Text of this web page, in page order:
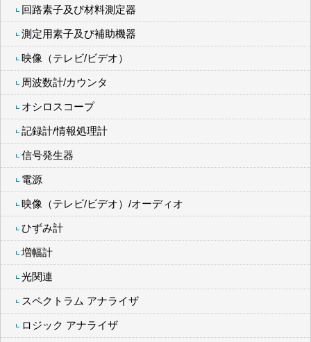
回路素子及び材料測定器
測定用素子及び補助機器
映像（テレビ/ビデオ）
周波数計/カウンタ
オシロスコープ
記録計/情報処理計
信号発生器
電源
映像（テレビ/ビデオ）/オーディオ
ひずみ計
増幅計
光関連
スペクトラム アナライザ
ロジック アナライザ